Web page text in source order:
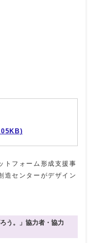
トフォーム形成支援事
造センターがデザイン
う。」協力者・協力